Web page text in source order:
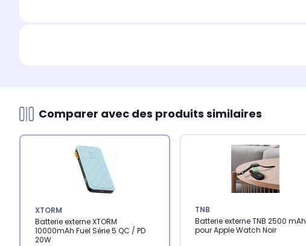
Comparer avec des produits similaires
XTORM
Batterie externe XTORM
10000mAh Fuel Série 5 QC / PD
20W
TNB
Batterie externe TNB 2500 mAh
pour Apple Watch Noir